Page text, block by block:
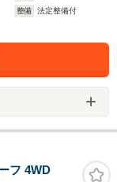
整備
法定整備付
フ 4WD